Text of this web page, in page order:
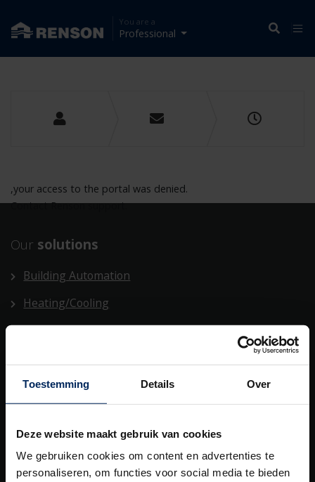
Toestemming Details Over
Deze website maakt gebruik van cookies
We gebruiken cookies om content en advertenties te
personaliseren, om functies voor social media te bieden
You are a
Professional
,your access to the portal was denied.
Contact Renson support.
Our solutions
Building Automation
Heating/Cooling
Outdoor
Ventilation
Building automation
Ourtotal solutions